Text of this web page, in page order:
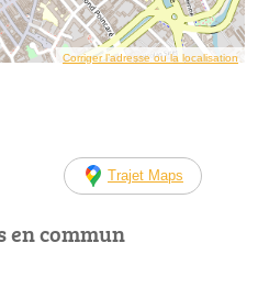
Corriger l’adresse ou la localisation
Trajet Maps
en commun